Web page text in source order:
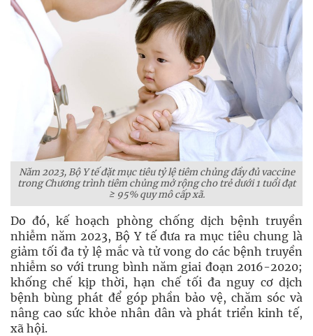
Năm 2023, Bộ Y tế đặt mục tiêu tỷ lệ tiêm chủng đầy đủ vaccine
trong Chương trình tiêm chủng mở rộng cho trẻ dưới 1 tuổi đạt
≥ 95% quy mô cấp xã.
Do đó, kế hoạch phòng chống dịch bệnh truyền
nhiễm năm 2023, Bộ Y tế đưa ra mục tiêu chung là
giảm tối đa tỷ lệ mắc và tử vong do các bệnh truyền
nhiễm so với trung bình năm giai đoạn 2016-2020;
khống chế kịp thời, hạn chế tối đa nguy cơ dịch
bệnh bùng phát để góp phần bảo vệ, chăm sóc và
nâng cao sức khỏe nhân dân và phát triển kinh tế,
xã hội.